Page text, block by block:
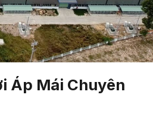
Áp Mái Chuyên